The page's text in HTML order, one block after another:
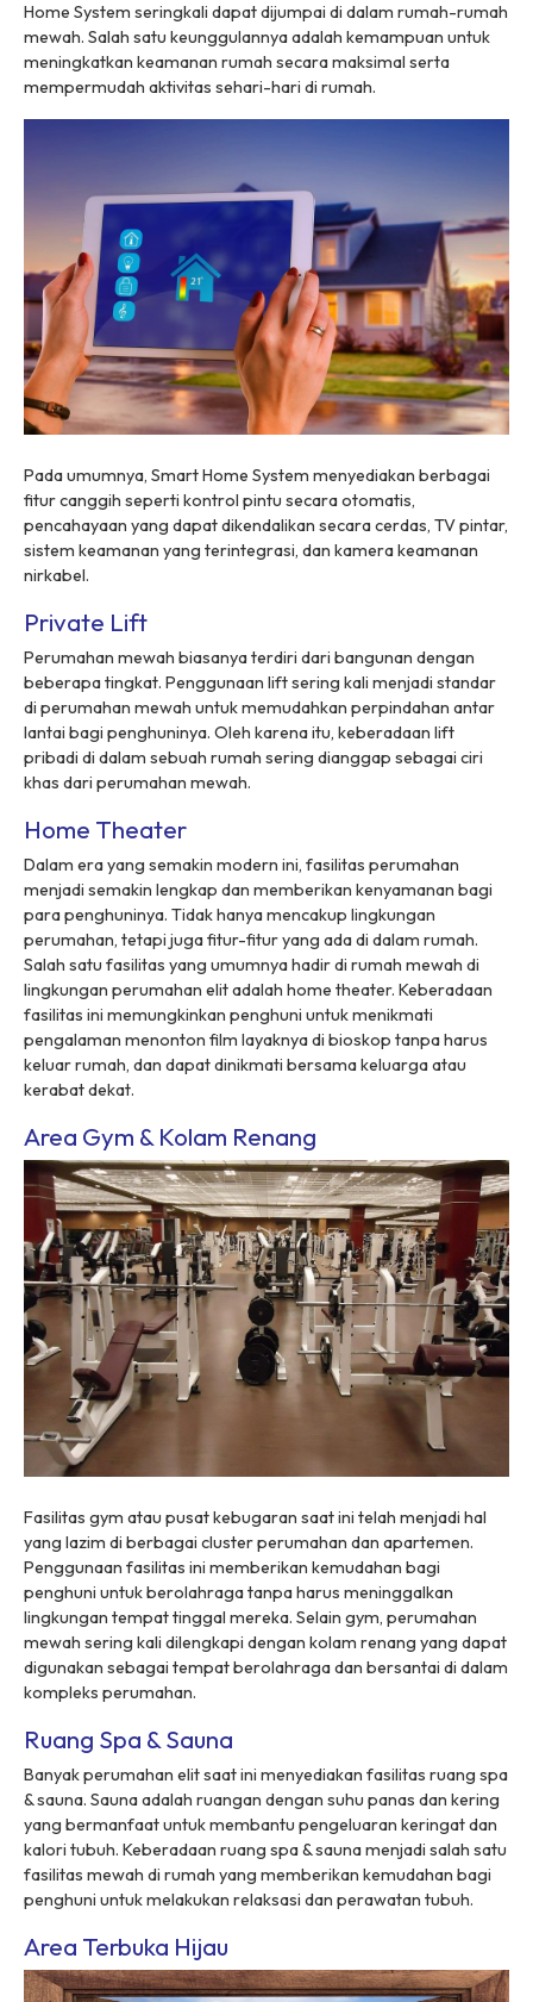
Home System seringkali dapat dijumpai di dalam rumah-rumah
mewah. Salah satu keunggulannya adalah kemampuan untuk
meningkatkan keamanan rumah secara maksimal serta
mempermudah aktivitas sehari-hari di rumah.
Pada umumnya, Smart Home System menyediakan berbagai
fitur canggih seperti kontrol pintu secara otomatis,
pencahayaan yang dapat dikendalikan secara cerdas, TV pintar,
sistem keamanan yang terintegrasi, dan kamera keamanan
nirkabel.
Private Lift
Perumahan mewah biasanya terdiri dari bangunan dengan
beberapa tingkat. Penggunaan lift sering kali menjadi standar
di perumahan mewah untuk memudahkan perpindahan antar
lantai bagi penghuninya. Oleh karena itu, keberadaan lift
pribadi di dalam sebuah rumah sering dianggap sebagai ciri
khas dari perumahan mewah.
Home Theater
Dalam era yang semakin modern ini, fasilitas perumahan
menjadi semakin lengkap dan memberikan kenyamanan bagi
para penghuninya. Tidak hanya mencakup lingkungan
perumahan, tetapi juga fitur-fitur yang ada di dalam rumah.
Salah satu fasilitas yang umumnya hadir di rumah mewah di
lingkungan perumahan elit adalah home theater. Keberadaan
fasilitas ini memungkinkan penghuni untuk menikmati
pengalaman menonton film layaknya di bioskop tanpa harus
keluar rumah, dan dapat dinikmati bersama keluarga atau
kerabat dekat.
Area Gym & Kolam Renang
Fasilitas gym atau pusat kebugaran saat ini telah menjadi hal
yang lazim di berbagai cluster perumahan dan apartemen.
Penggunaan fasilitas ini memberikan kemudahan bagi
penghuni untuk berolahraga tanpa harus meninggalkan
lingkungan tempat tinggal mereka. Selain gym, perumahan
mewah sering kali dilengkapi dengan kolam renang yang dapat
digunakan sebagai tempat berolahraga dan bersantai di dalam
kompleks perumahan.
Ruang Spa & Sauna
Banyak perumahan elit saat ini menyediakan fasilitas ruang spa
& sauna. Sauna adalah ruangan dengan suhu panas dan kering
yang bermanfaat untuk membantu pengeluaran keringat dan
kalori tubuh. Keberadaan ruang spa & sauna menjadi salah satu
fasilitas mewah di rumah yang memberikan kemudahan bagi
penghuni untuk melakukan relaksasi dan perawatan tubuh.
Area Terbuka Hijau